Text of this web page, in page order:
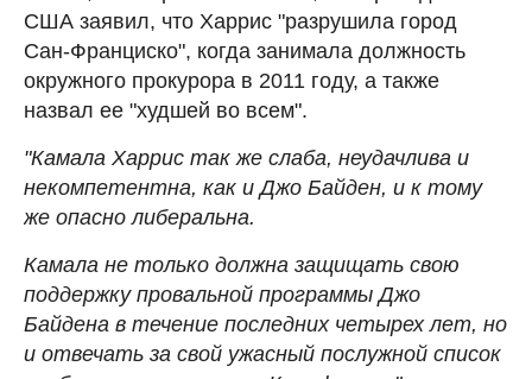
США заявил, что Харрис "разрушила город
Сан-Франциско", когда занимала должность
окружного прокурора в 2011 году, а также
назвал ее "худшей во всем".
"Камала Харрис так же слаба, неудачлива и
некомпетентна, как и Джо Байден, и к тому
же опасно либеральна.
Камала не только должна защищать свою
поддержку провальной программы Джо
Байдена в течение последних четырех лет, но
и отвечать за свой ужасный послужной список